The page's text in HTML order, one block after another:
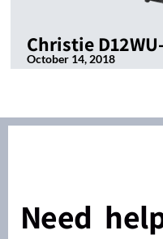
Christie
October 14, 2018
Need